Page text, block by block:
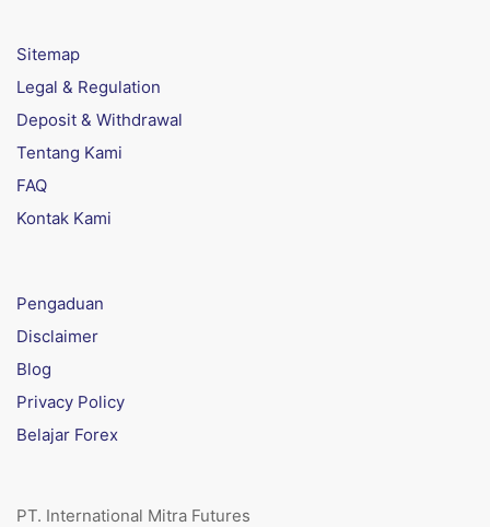
Sitemap
Legal & Regulation
Deposit & Withdrawal
Tentang Kami
FAQ
Kontak Kami
Pengaduan
Disclaimer
Blog
Privacy Policy
Belajar Forex
PT. International Mitra Futures